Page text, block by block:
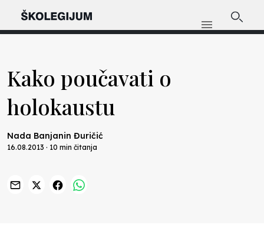
Kako poučavati o
holokaustu
Nada Banjanin Đuričić
16.08.2013 · 10 min čitanja